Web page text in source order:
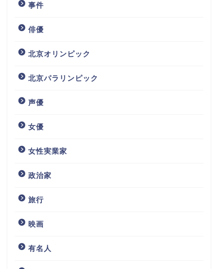
事件
俳優
北京オリンピック
北京パラリンピック
声優
女優
女性実業家
政治家
旅行
映画
有名人